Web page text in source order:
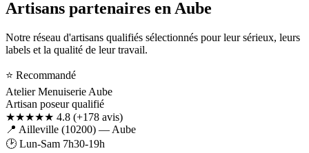
Artisans partenaires en Aube
Notre réseau d'artisans qualifiés sélectionnés pour leur sérieux, leurs
labels et la qualité de leur travail.
⭐ Recommandé
Atelier Menuiserie Aube
Artisan poseur qualifié
★★★★★ 4.8 (+178 avis)
📍 Ailleville (10200) — Aube
🕑 Lun-Sam 7h30-19h